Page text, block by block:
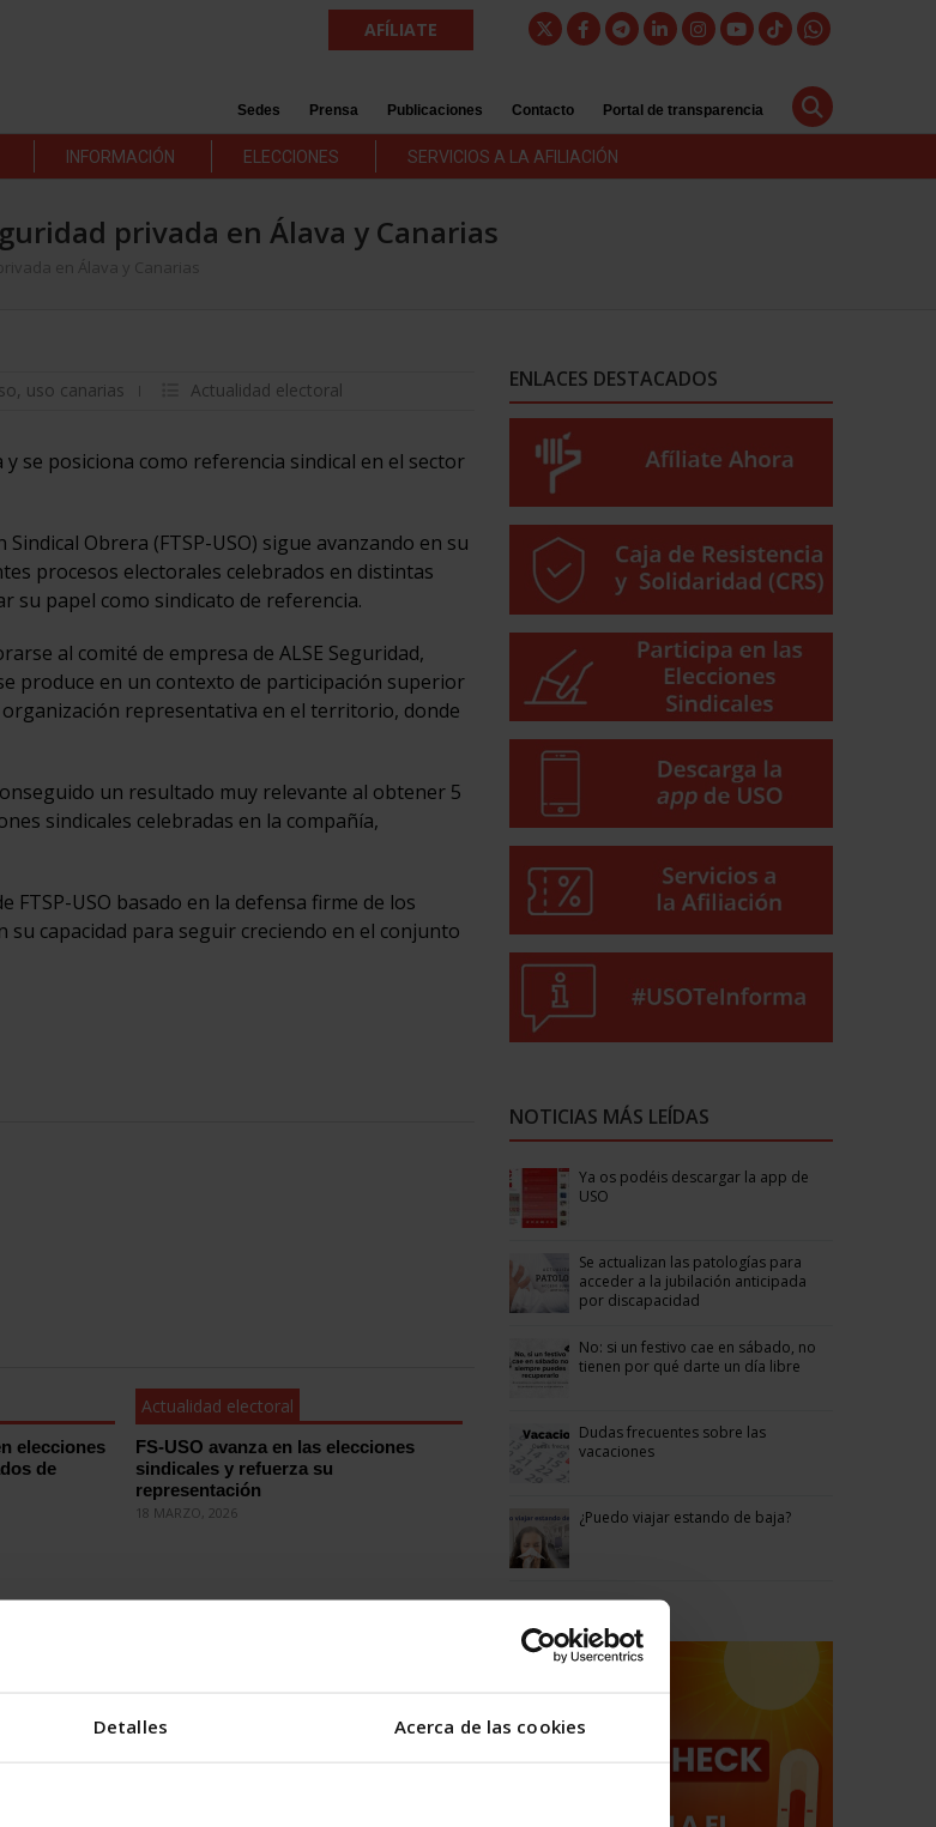
Detalles Acerca de las cookies
AFÍLIATE
Sedes Prensa Publicaciones Contacto Portal de transparencia
INFORMACIÓN ELECCIONES SERVICIOS A LA AFILIACIÓN
privada en Álava y Canarias
en Álava y Canarias
, uso canarias Actualidad electoral
se posiciona como referencia sindical en el sector
Obrera (FTSP-USO) sigue avanzando en su
procesos electorales celebrados en distintas
su papel como sindicato de referencia.
al comité de empresa de ALSE Seguridad,
produce en un contexto de participación superior
representativa en el territorio, donde
un resultado muy relevante al obtener 5
sindicales celebradas en la compañía,
FTSP-USO basado en la defensa firme de los
capacidad para seguir creciendo en el conjunto
elecciones
de
Actualidad electoral
FS-USO avanza en las elecciones
sindicales y refuerza su
representación
18 MARZO, 2026
ENLACES DESTACADOS
NOTICIAS MÁS LEÍDAS
Ya os podéis descargar la app de
USO
Se actualizan las patologías para
acceder a la jubilación anticipada
por discapacidad
No: si un festivo cae en sábado, no
tienen por qué darte un día libre
Dudas frecuentes sobre las
vacaciones
¿Puedo viajar estando de baja?